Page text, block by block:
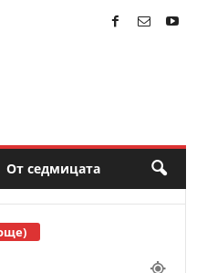
От седмицата